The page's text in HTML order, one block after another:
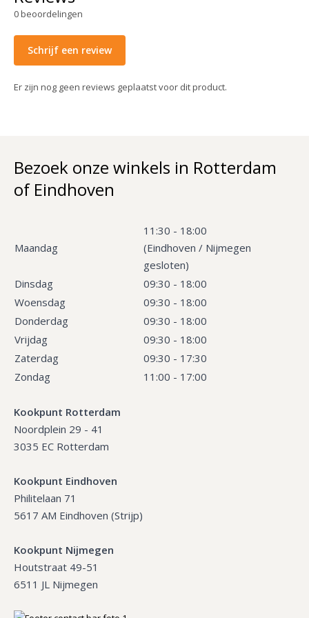
0beoordelingen
Schrijf een review
Er zijn nog geen reviews geplaatst voor dit product.
Bezoek onze winkels in Rotterdam
of Eindhoven
Maandag
11:30 - 18:00
(Eindhoven / Nijmegen
gesloten)
Dinsdag
09:30 - 18:00
Woensdag
09:30 - 18:00
Donderdag
09:30 - 18:00
Vrijdag
09:30 - 18:00
Zaterdag
09:30 - 17:30
Zondag
11:00 - 17:00
Kookpunt Rotterdam
Noordplein 29 - 41
3035 EC Rotterdam
Kookpunt Eindhoven
Philitelaan 71
5617 AM Eindhoven (Strijp)
Kookpunt Nijmegen
Houtstraat 49-51
6511 JL Nijmegen